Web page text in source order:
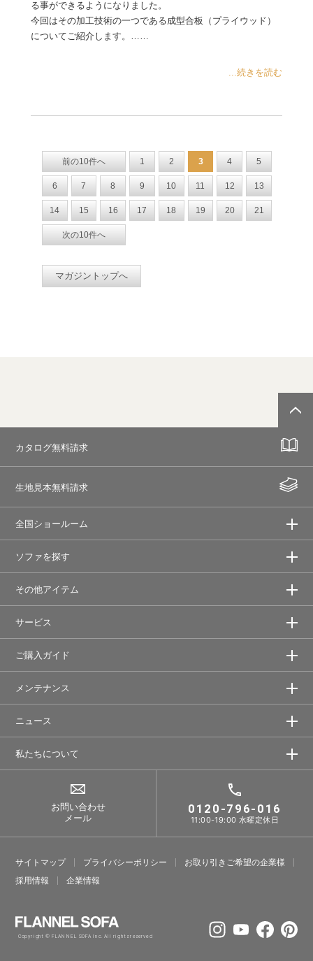
る事ができるようになりました。
今回はその加工技術の一つである成型合板（プライウッド）
についてご紹介します。……
...続きを読む
前の10件へ 1 2 3 4 5
6 7 8 9 10 11 12 13
14 15 16 17 18 19 20 21
次の10件へ
マガジントップへ
カタログ無料請求
生地見本無料請求
全国ショールーム
ソファを探す
その他アイテム
サービス
ご購入ガイド
メンテナンス
ニュース
私たちについて
お問い合わせ
メール
0120-796-016
11:00-19:00 水曜定休日
サイトマップ プライバシーポリシー
お取り引きご希望の企業様
採⽤情報
企業情報
Copyright © FLANNEL SOFA Inc. All rights reserved